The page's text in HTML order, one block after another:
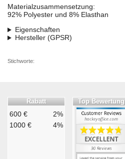
Materialzusammensetzung:
92% Polyester und 8% Elasthan
Eigenschaften
Hersteller (GPSR)
Stichworte:
Rabatt
600 €
2%
1000 €
4%
Top Bewertung